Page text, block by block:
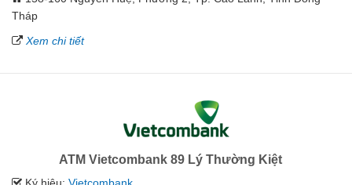
Tháp
Xem chi tiết
ATM Vietcombank 89 Lý Thường Kiệt